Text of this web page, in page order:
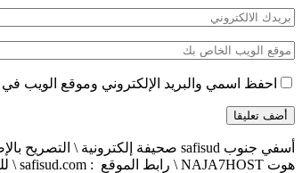
احفظ اسمي والبريد الإلكتروني وموقع الويب في
هوت NAJA7HOST \ رابط الموقع : safisud.com \ للتواصل معنا عبر الهاتف 0663881120 \ 0524657231 \ البريد الإلكتروني : safisud2014@gmail.com